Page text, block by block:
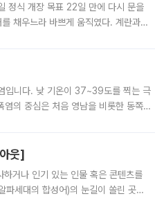
정식 개장 목표 22일 만에 다시 문을
채우느라 바쁘게 움직였다. 계란과
입니다. 낮 기온이 37~39도를 찍는 극
의 중심은 처음 영남을 비롯한 동쪽
웃]
거나 인기 있는 인물 혹은 콘텐츠를
세대의 합성어)의 눈길이 쏠린 곳은